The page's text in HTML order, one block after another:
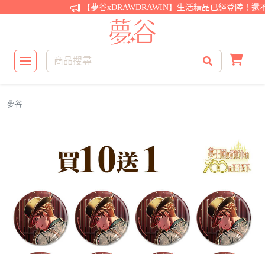
【夢谷xDRAWDRAWIN】生活精品已經登陸！還不
夢谷